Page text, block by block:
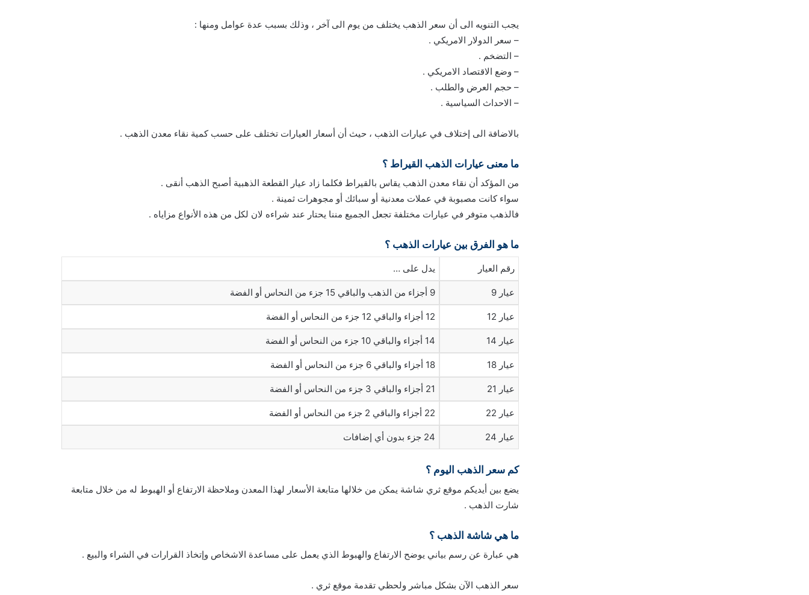
يجب التنويه الى أن سعر الذهب يختلف من يوم الى آخر ، وذلك بسبب عدة عوامل ومنها :
– سعر الدولار الامريكي .
– التضخم .
– وضع الاقتصاد الامريكي .
– حجم العرض والطلب .
– الاحداث السياسية .
بالاضافة الى إختلاف في عيارات الذهب ، حيث أن أسعار العيارات تختلف على حسب كمية نقاء معدن الذهب .
ما معنى عيارات الذهب القيراط ؟
من المؤكد أن نقاء معدن الذهب يقاس بالقيراط فكلما زاد عيار القطعة الذهبية أصبح الذهب أنقى .
سواء كانت مصبوبة في عملات معدنية أو سبائك أو مجوهرات ثمينة .
فالذهب متوفر في عيارات مختلفة تجعل الجميع مننا يحتار عند شراءه لان لكل من هذه الأنواع مزاياه .
ما هو الفرق بين عيارات الذهب ؟
رقم العيار يدل على …
عيار 9 9 أجزاء من الذهب والباقي 15 جزء من النحاس أو الفضة
عيار 12 12 أجزاء والباقي 12 جزء من النحاس أو الفضة
عيار 14 14 أجزاء والباقي 10 جزء من النحاس أو الفضة
عيار 18 18 أجزاء والباقي 6 جزء من النحاس أو الفضة
عيار 21 21 أجزاء والباقي 3 جزء من النحاس أو الفضة
عيار 22 22 أجزاء والباقي 2 جزء من النحاس أو الفضة
عيار 24 24 جزء بدون أي إضافات
كم سعر الذهب اليوم ؟
يضع بين أيديكم موقع ثري شاشة يمكن من خلالها متابعة الأسعار لهذا المعدن وملاحظة الارتفاع أو الهبوط له من خلال متابعة
شارت الذهب .
ما هي شاشة الذهب ؟
هي عبارة عن رسم بياني يوضح الارتفاع والهبوط الذي يعمل على مساعدة الاشخاص وإتخاذ القرارات في الشراء والبيع .
سعر الذهب الآن بشكل مباشر ولحظي تقدمة موقع ثري .